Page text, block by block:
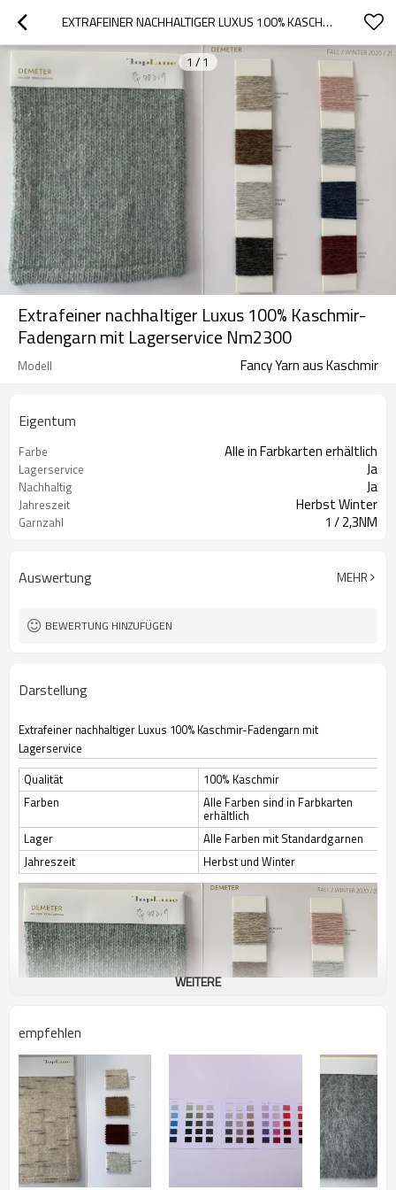
EXTRAFEINER NACHHALTIGER LUXUS 100% KASCHMIR-FADENGARN MIT LAGERSERVICE NM2300
1 / 1
Extrafeiner nachhaltiger Luxus 100% Kaschmir-
Fadengarn mit Lagerservice Nm2300
Modell Fancy Yarn aus Kaschmir
Eigentum
Farbe Alle in Farbkarten erhältlich
Lagerservice Ja
Nachhaltig Ja
Jahreszeit Herbst Winter
Garnzahl 1 / 2,3NM
Auswertung MEHR
BEWERTUNG HINZUFÜGEN
Darstellung
Extrafeiner nachhaltiger Luxus 100% Kaschmir-Fadengarn mit
Lagerservice
Qualität
100% Kaschmir
Farben
Alle Farben sind in Farbkarten
erhältlich
Lager
Alle Farben mit Standardgarnen
Jahreszeit
Herbst und Winter
WEITERE
empfehlen